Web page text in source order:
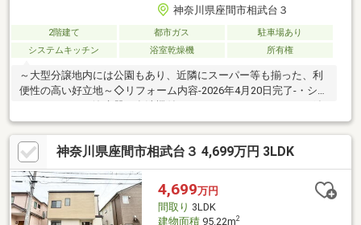
神奈川県座間市相武台３
2階建て 都市ガス
駐車場あり
システムキッチン
浴室乾燥機 所有権
～大型分譲地内には公園もあり、近隣にスーパー等も揃った、利
便性の高い好立地～◇リフォーム内容-2026年4月20日完了-・シス
テムキッチン・浄水器・食洗機付き；W2590・ユニットバス・追
焚・換気乾燥機付き；1616・洗面化粧台・洗濯用水栓・温水洗浄
便座一体型便器 1F2F・照明器具・スイッチコンセント・建具・
インターホン・フローリング・CF・クロス・外壁・屋根塗装
etc・・・〇地元密着のセンチュリー21中央ハウジングならではの
各駅ごとの主要商業施設や美味しいごはん屋さん情報もございま
す！まずはフリーダイヤル0120-78-2121お気軽にお問合せ下さ
い！
神奈川県座間市相武台３ 4,699万円 3LDK
4,699万円
間取り 3LDK
建物面積95.22m2